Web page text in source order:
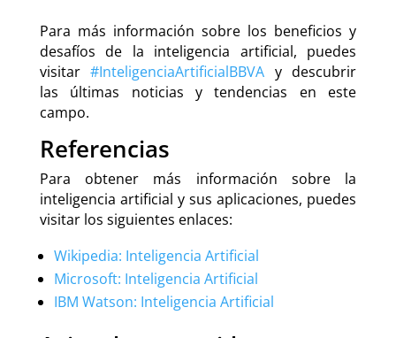
Para más información sobre los beneficios y
desafíos de la inteligencia artificial, puedes
visitar#InteligenciaArtificialBBVA y descubrir
las últimas noticias y tendencias en este
campo.
Referencias
Para obtener más información sobre la
inteligencia artificial y sus aplicaciones, puedes
visitar los siguientes enlaces:
Wikipedia: Inteligencia Artificial
Microsoft: Inteligencia Artificial
IBM Watson: Inteligencia Artificial